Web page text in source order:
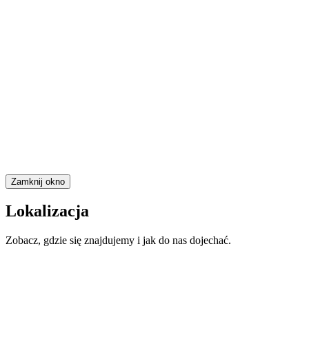
Zamknij okno
Lokalizacja
Zobacz, gdzie się znajdujemy i jak do nas dojechać.